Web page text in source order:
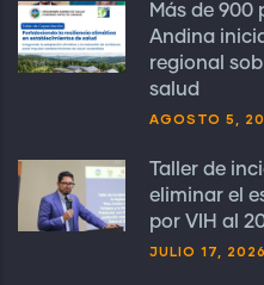
Más de 900
Andina
regional
salud
AGOSTO 5,
Taller de
eliminar el
por VIH al
JULIO 17, 2026